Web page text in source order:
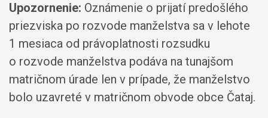
Upozornenie: Oznámenie o prijatí predošlého
priezviska po rozvode manželstva sa v lehote
1 mesiaca od právoplatnosti rozsudku
o rozvode manželstva podáva na tunajšom
matričnom úrade len v prípade, že manželstvo
bolo uzavreté v matričnom obvode obce Čataj.